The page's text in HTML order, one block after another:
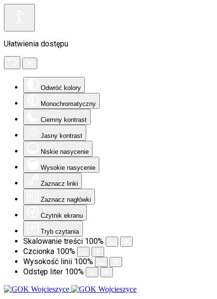
Ułatwienia dostępu
Odwróć kolory
Monochromatyczny
Ciemny kontrast
Jasny kontrast
Niskie nasycenie
Wysokie nasycenie
Zaznacz linki
Zaznacz nagłówki
Czytnik ekranu
Tryb czytania
Skalowanie treści 100%
Czcionka 100%
Wysokość linii 100%
Odstęp liter 100%